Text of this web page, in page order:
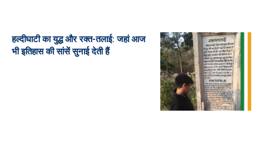
हल्दीघाटी का युद्ध और रक्त-तलाई: जहां आज
भी इतिहास की सांसें सुनाई देती हैं